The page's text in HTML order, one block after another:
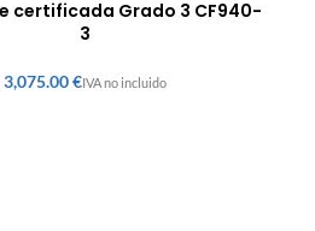
certificada Grado 3 CF940-
3
€